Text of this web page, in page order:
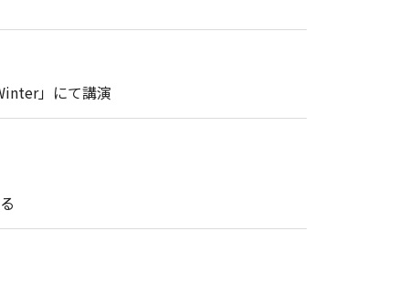
」にて講演